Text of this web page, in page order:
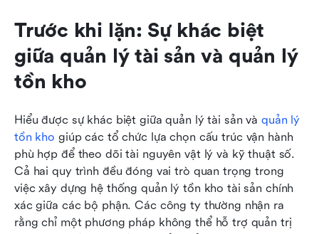
Trước khi lặn: Sự khác biệt
giữa quản lý tài sản và quản lý
tồn kho
Hiểu được sự khác biệt giữa quản lý tài sản và quản lý
tồn kho giúp các tổ chức lựa chọn cấu trúc vận hành
phù hợp để theo dõi tài nguyên vật lý và kỹ thuật số.
Cả hai quy trình đều đóng vai trò quan trọng trong
việc xây dựng hệ thống quản lý tồn kho tài sản chính
xác giữa các bộ phận. Các công ty thường nhận ra
rằng chỉ một phương pháp không thể hỗ trợ quản trị